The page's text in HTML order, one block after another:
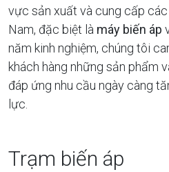
vực sản xuất và cung cấp
Nam, đặc biệt là máy biến áp
năm kinh nghiệm, chúng tôi
khách hàng những sản phẩm
đáp ứng nhu cầu ngày càng
lực.
Trạm biến áp